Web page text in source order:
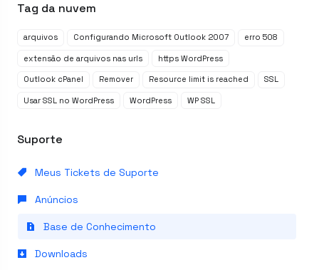
Tag da nuvem
arquivos Configurando Microsoft Outlook 2007 erro 508
extensão de arquivos nas urls https WordPress
Outlook cPanel Remover Resource limit is reached SSL
Usar SSL no WordPress WordPress WP SSL
Suporte
Meus Tickets de Suporte
Anúncios
Base de Conhecimento
Downloads